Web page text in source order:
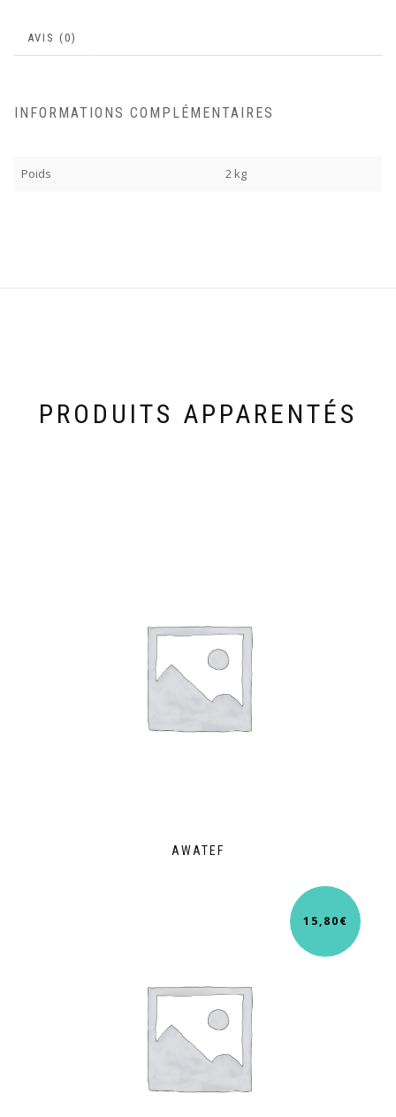
AVIS (0)
INFORMATIONS COMPLÉMENTAIRES
Poids 2 kg
PRODUITS APPARENTÉS
AWATEF
15,80€